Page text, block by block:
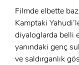
Filmde elbette
Kamptaki
diyaloglarda belli
yanındaki genç
ve saldırganlık